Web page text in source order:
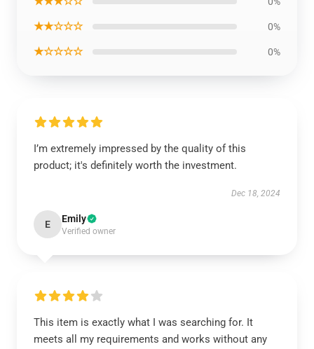
★★☆☆☆ 0%
★☆☆☆☆ 0%
I’m extremely impressed by the quality of this
product; it's definitely worth the investment.
Dec 18, 2024
E Emily
Verified owner
This item is exactly what I was searching for. It
meets all my requirements and works without any